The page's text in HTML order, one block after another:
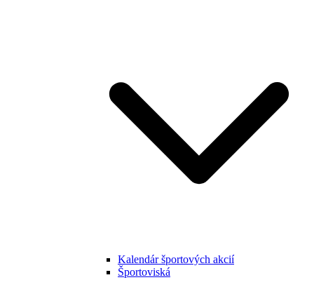
Kalendár športových akcií
Športoviská